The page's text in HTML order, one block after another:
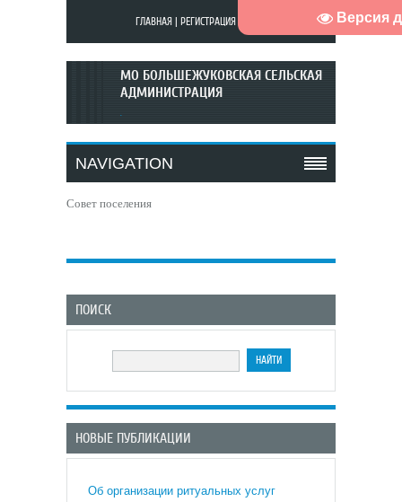
Версия
ГЛАВНАЯ РЕГИСТРАЦИЯ
МО БОЛЬШЕЖУКОВСКАЯ СЕЛЬСКАЯ
АДМИНИСТРАЦИЯ
NAVIGATION
Совет поселения
ПОИСК
НОВЫЕ ПУБЛИКАЦИИ
Об организации ритуальных услуг